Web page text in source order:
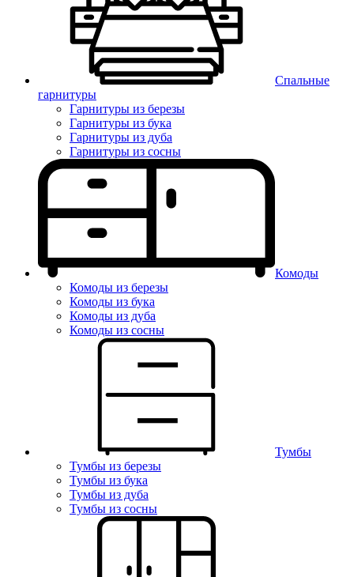
Спальные
гарнитуры
Гарнитуры из березы
Гарнитуры из бука
Гарнитуры из дуба
Гарнитуры из сосны
Комоды
Комоды из березы
Комоды из бука
Комоды из дуба
Комоды из сосны
Тумбы
Тумбы из березы
Тумбы из бука
Тумбы из дуба
Тумбы из сосны